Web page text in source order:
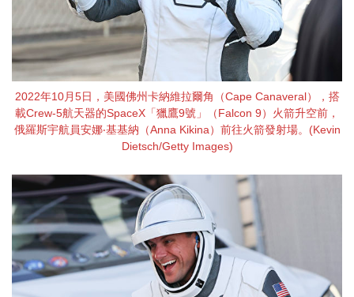
2022年10月5日，美國佛州卡納維拉爾角（Cape Canaveral），搭
載Crew-5航天器的SpaceX「獵鷹9號」（Falcon 9）火箭升空前，
俄羅斯宇航員安娜‧基基納（Anna Kikina）前往火箭發射場。(Kevin
Dietsch/Getty Images)